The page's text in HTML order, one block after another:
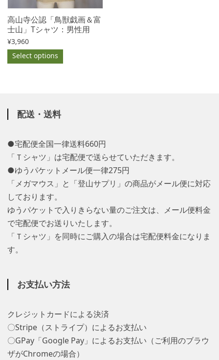
高山寺公認「鳥獣戯画＆富
士山」Tシャツ：男性用
¥3,960
Select options
配送・送料
●宅配便全国一律送料660円
「Ｔシャツ」は宅配便で送らせていただきます。
●ゆうパケットメール便一律275円
「メガマウス」と「登山サプリ」の商品がメール便に対応
しております。
ゆうパケットで入りきらない量のご注文は、メール便料金
で宅配便でお送りいたします。
「Ｔシャツ」を同時にご購入の場合は宅配便料金になりま
す。
お支払い方法
クレジットカードによる決済
〇Stripe（ストライプ）によるお支払い
〇GPay「Google Pay」によるお支払い（ご利用のブラウ
ザがChromeの場合）